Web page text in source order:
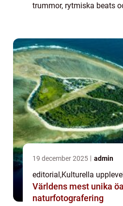
trummor, rytmiska beats
19 december 2025 admin
editorial,Kulturella
Världens mest unika
naturfotografering